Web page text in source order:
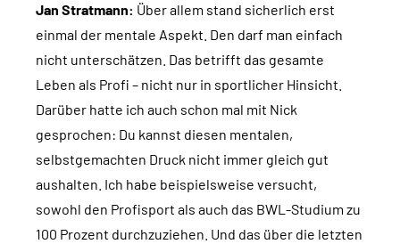
Jan Stratmann: Über allem stand sicherlich erst
einmal der mentale Aspekt. Den darf man einfach
nicht unterschätzen. Das betrifft das gesamte
Leben als Profi – nicht nur in sportlicher Hinsicht.
Darüber hatte ich auch schon mal mit Nick
gesprochen: Du kannst diesen mentalen,
selbstgemachten Druck nicht immer gleich gut
aushalten. Ich habe beispielsweise versucht,
sowohl den Profisport als auch das BWL-Studium zu
100 Prozent durchzuziehen. Und das über die letzten